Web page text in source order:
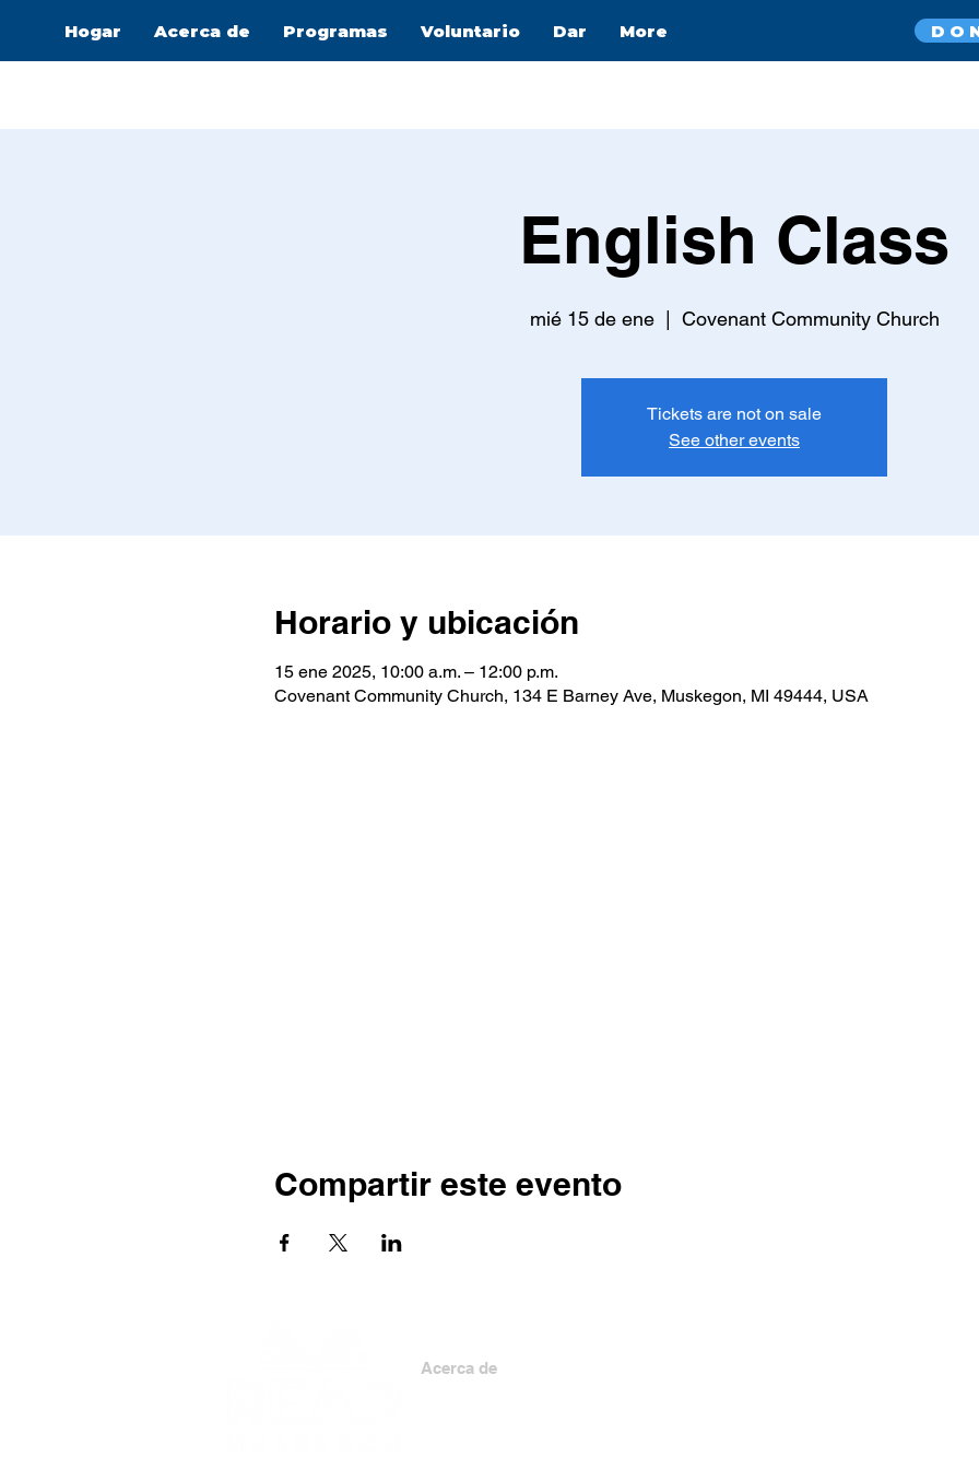
Hogar Acerca de Programas Voluntario Dar More
English Class
mié 15 de ene
  |
Covenant Community Church
Tickets are not on sale
See other events
Horario y ubicación
15 ene 2025, 10:00 a.m. – 12:00 p.m.
Covenant Community Church, 134 E Barney Ave, Muskegon, MI 49444, USA
Compartir este evento
Acerca de